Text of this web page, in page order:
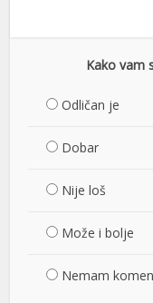
Kako vam
Odličan je
Dobar
Nije loš
Može i bolje
Nemam